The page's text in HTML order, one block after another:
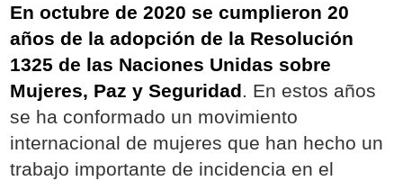
En octubre de 2020 se cumplieron 20
años de la adopción de la Resolución
1325 de las Naciones Unidas sobre
Mujeres, Paz y Seguridad. En estos años
se ha conformado un movimiento
internacional de mujeres que han hecho un
trabajo importante de incidencia en el